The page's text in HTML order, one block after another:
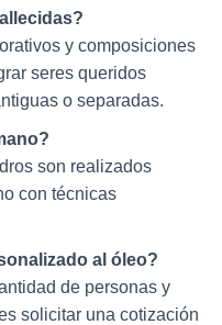
y composiciones
seres queridos
o separadas.
son realizados
con técnicas
al óleo?
de personas y
solicitar una cotización